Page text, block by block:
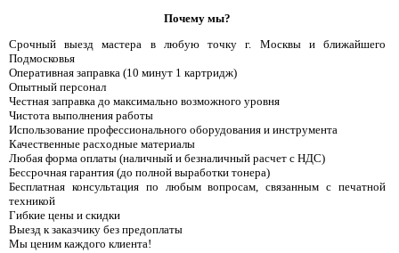
Почему мы?
Срочный выезд мастера в любую точку г. Москвы и ближайшего
Подмосковья
Оперативная заправка (10 минут 1 картридж)
Опытный персонал
Честная заправка до максимально возможного уровня
Чистота выполнения работы
Использование профессионального оборудования и инструмента
Качественные расходные материалы
Любая форма оплаты (наличный и безналичный расчет с НДС)
Бессрочная гарантия (до полной выработки тонера)
Бесплатная консультация по любым вопросам, связанным с печатной
техникой
Гибкие цены и скидки
Выезд к заказчику без предоплаты
Мы ценим каждого клиента!